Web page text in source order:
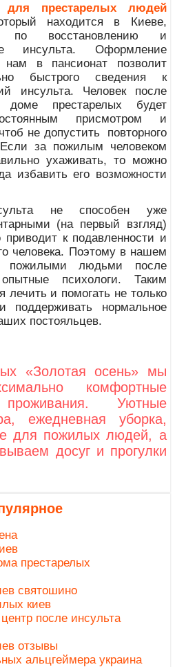
для престарелых людей
находится в Киеве,
по восстановлению и
инсульта. Оформление
нам в пансионат позволит
быстрого сведения к
инсульта. Человек после
престарелых будет
присмотром и
не допустить повторного
за пожилым человеком
ухаживать, то можно
избавить его возможности
не способен уже
(на первый взгляд)
к подавленности и
человека. Поэтому в нашем
пожилыми людьми после
психологи. Таким
и помогать не только
поддерживать нормальное
постояльцев.
«Золотая осень» мы
комфортные
Уютные
ежедневная уборка,
для пожилых людей, а
досуг и прогулки
престарелых
святошино
киев
после инсульта
отзывы
альцгеймера украина